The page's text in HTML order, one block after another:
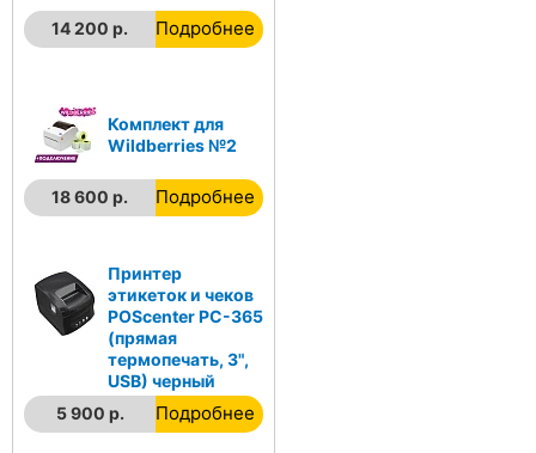
14 200 р.
Подробнее
Комплект для
Wildberries №2
18 600 р. Подробнее
Принтер
этикеток и чеков
POScenter PC-365
(прямая
термопечать, 3",
USB) черный
5 900 р.
Подробнее